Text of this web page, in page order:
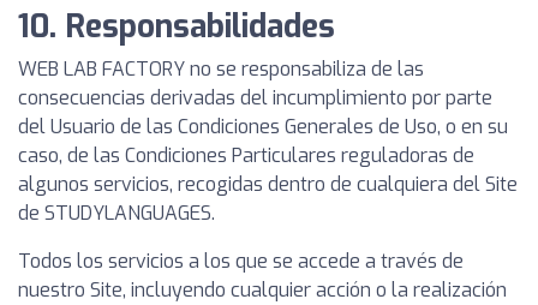
10. Responsabilidades
WEB LAB FACTORY no se responsabiliza de las
consecuencias derivadas del incumplimiento por parte
del Usuario de las Condiciones Generales de Uso, o en su
caso, de las Condiciones Particulares reguladoras de
algunos servicios, recogidas dentro de cualquiera del Site
de STUDYLANGUAGES.
Todos los servicios a los que se accede a través de
nuestro Site, incluyendo cualquier acción o la realización